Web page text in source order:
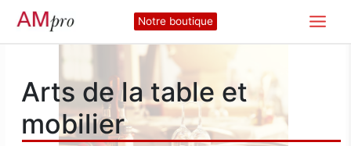
Notre boutique
Arts de la table et
mobilier